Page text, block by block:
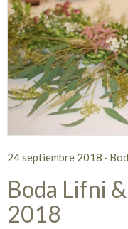
24 septiembre 2018 ·
Boda Lifni
2018